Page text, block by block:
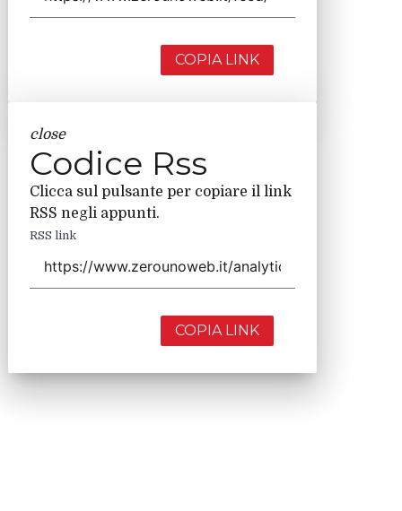
COPIA LINK
close
Codice Rss
Clicca sul pulsante per copiare il link
RSS negli appunti.
RSS link
COPIA LINK